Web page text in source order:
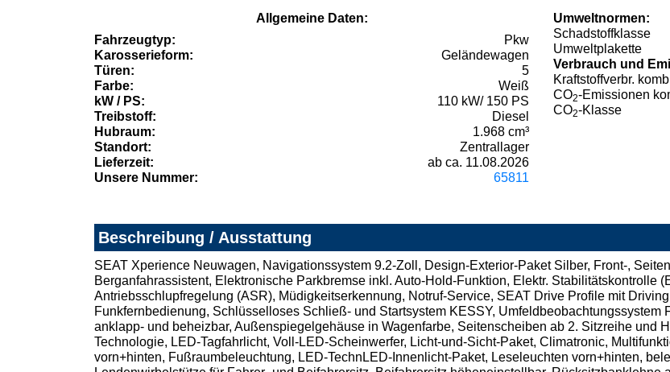
Allgemeine Daten:
Fahrzeugtyp:
Pkw
Karosserieform:
Geländewagen
Türen:
5
Farbe:
Weiß
kW / PS:
110 kW/ 150 PS
Treibstoff:
Diesel
Hubraum:
1.968 cm³
Standort:
Zentrallager
Lieferzeit:
ab ca. 11.08.2026
Unsere Nummer:
65811
Umweltnormen:
Schadstoffklasse
Umweltplakette
Verbrauch und
Kraftstoffverbr.
CO2-Emissionen
CO2-Klasse
Beschreibung / Ausstattung
SEAT Xperience Neuwagen, Navigationssystem 9.2-Zoll, Design-Exterior-Paket Silber, Front-,
Berganfahrassistent, Elektronische Parkbremse inkl. Auto-Hold-Funktion, Elektr. Stabilitätskontrolle
Antriebsschlupfregelung (ASR), Müdigkeitserkennung, Notruf-Service, SEAT Drive Profile mit
Funkfernbedienung, Schlüsselloses Schließ- und Startsystem KESSY, Umfeldbeobachtungssystem
anklapp- und beheizbar, Außenspiegelgehäuse in Wagenfarbe, Seitenscheiben ab 2. Sitzreihe und
Technologie, LED-Tagfahrlicht, Voll-LED-Scheinwerfer, Licht-und-Sicht-Paket, Climatronic,
vorn+hinten, Fußraumbeleuchtung, LED-TechnLED-Innenlicht-Paket, Leseleuchten vorn+hinten,